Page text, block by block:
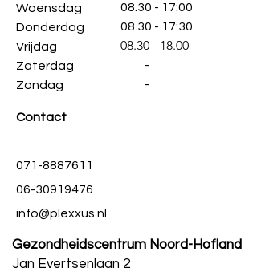
Woensdag
Donderdag
Vrijdag
Zaterdag
Zondag
08.30 - 17:00
08.30 - 17:30
08.30 - 18.00
-
-
Contact
071-8887611
06-30919476
info@plexxus.nl
Gezondheidscentrum Noord-Hofland
Jan Evertsenlaan 2